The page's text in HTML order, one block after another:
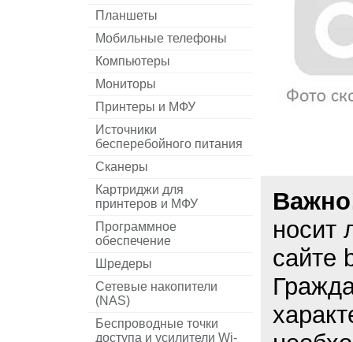
Планшеты
Мобильные телефоны
Компьютеры
Мониторы
Принтеры и МФУ
Источники
бесперебойного питания
Сканеры
Картриджи для
принтеров и МФУ
Программное
обеспечение
Шредеры
Сетевые накопители
(NAS)
Беспроводные точки
доступа и усилители Wi-
носит
сайте